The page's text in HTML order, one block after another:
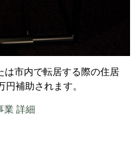
は市内で転居する際の住居
補助されます。
業 詳細